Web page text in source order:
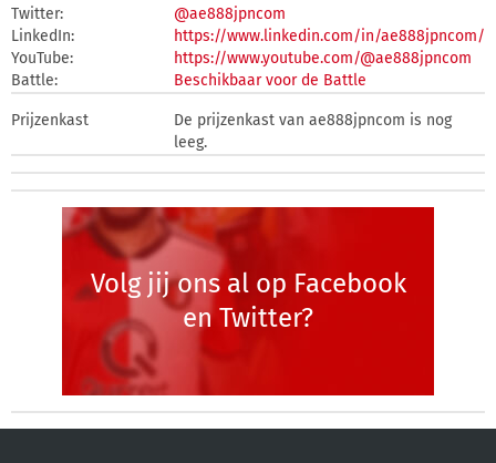
Twitter:
@ae888jpncom
LinkedIn:
https://www.linkedin.com/in/ae888jpncom/
YouTube:
https://www.youtube.com/@ae888jpncom
Battle:
Beschikbaar voor de Battle
Prijzenkast
De prijzenkast van ae888jpncom is nog
leeg.
Volg jij ons al op Facebook
en Twitter?